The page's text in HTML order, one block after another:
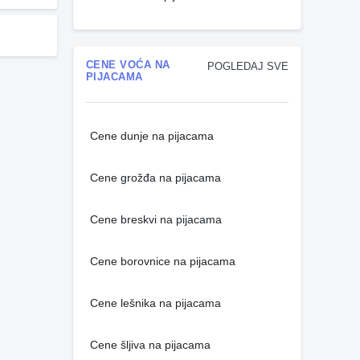
POGLEDAJ SVE
CENE VOĆA NA
PIJACAMA
Cene dunje na pijacama
Cene grožđa na pijacama
Cene breskvi na pijacama
Cene borovnice na pijacama
Cene lešnika na pijacama
Cene šljiva na pijacama